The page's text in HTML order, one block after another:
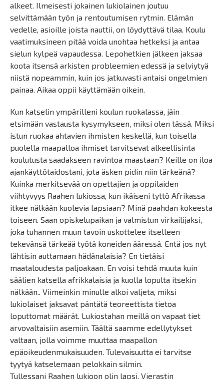
alkeet. Ilmeisesti jokainen lukiolainen joutuu
selvittämään työn ja rentoutumisen rytmin. Elämän
vedelle, asioille joista nauttii, on löydyttävä tilaa. Koulu
vaatimuksineen pitää voida unohtaa hetkeksi ja antaa
sielun kylpeä vapaudessa. Lepohetkien jälkeen jaksaa
koota itsensä arkisten probleemien edessä ja selviytyä
niistä nopeammin, kuin jos jatkuvasti antaisi ongelmien
painaa. Aikaa oppii käyttämään oikein.
Kun katselin ympärilleni koulun ruokalassa, jäin
etsimään vastausta kysymykseen, miksi olen tässä. Miksi
istun ruokaa ahtavien ihmisten keskellä, kun toisella
puolella maapalloa ihmiset tarvitsevat alkeellisinta
koulutusta saadakseen ravintoa maastaan? Keille on iloa
ajankäyttötaidostani, jota äsken pidin niin tärkeänä?
Kuinka merkitsevää on opettajien ja oppilaiden
viihtyvyys Raahen lukiossa, kun ikäiseni tyttö Afrikassa
itkee nälkään kuolevia lapsiaan? Minä paahdan kokeesta
toiseen. Saan opiskelupaikan ja valmistun virkailijaksi,
joka tuhannen muun tavoin uskottelee itselleen
tekevänsä tärkeää työtä koneiden ääressä. Entä jos nyt
lähtisin auttamaan hädänalaisia? En tietäisi
maataloudesta paljoakaan. En voisi tehdä muuta kuin
säälien katsella afrikkalaisia ja kuolla lopulta itsekin
nälkään.. Viimeinkin minulle alkoi valjeta, miksi
lukiolaiset jaksavat päntätä teoreettista tietoa
loputtomat määrät. Lukiostahan meillä on vapaat tiet
arvovaltaisiin asemiin. Täältä saamme edellytykset
valtaan, jolla voimme muuttaa maapallon
epäoikeudenmukaisuuden. Tulevaisuutta ei tarvitse
tyytyä katselemaan pelokkain silmin.
Tullessani Raahen lukioon olin lapsi. Vierastin